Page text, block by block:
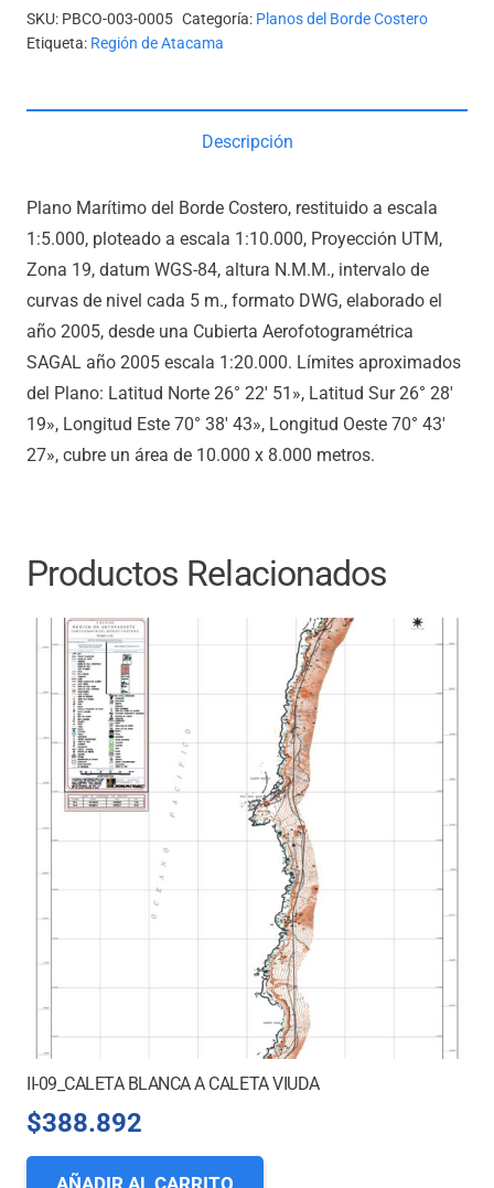
PEDREGAL
SKU: PBCO-003-0005 Categoría: Planos del Borde Costero
Etiqueta: Región de Atacama
Descripción
Plano Marítimo del Borde Costero, restituido a escala
1:5.000, ploteado a escala 1:10.000, Proyección UTM,
Zona 19, datum WGS-84, altura N.M.M., intervalo de
curvas de nivel cada 5 m., formato DWG, elaborado el
año 2005, desde una Cubierta Aerofotogramétrica
SAGAL año 2005 escala 1:20.000. Límites aproximados
del Plano: Latitud Norte 26° 22′ 51», Latitud Sur 26° 28′
19», Longitud Este 70° 38′ 43», Longitud Oeste 70° 43′
27», cubre un área de 10.000 x 8.000 metros.
Productos Relacionados
II-09_CALETA BLANCA A CALETA VIUDA
$388.892